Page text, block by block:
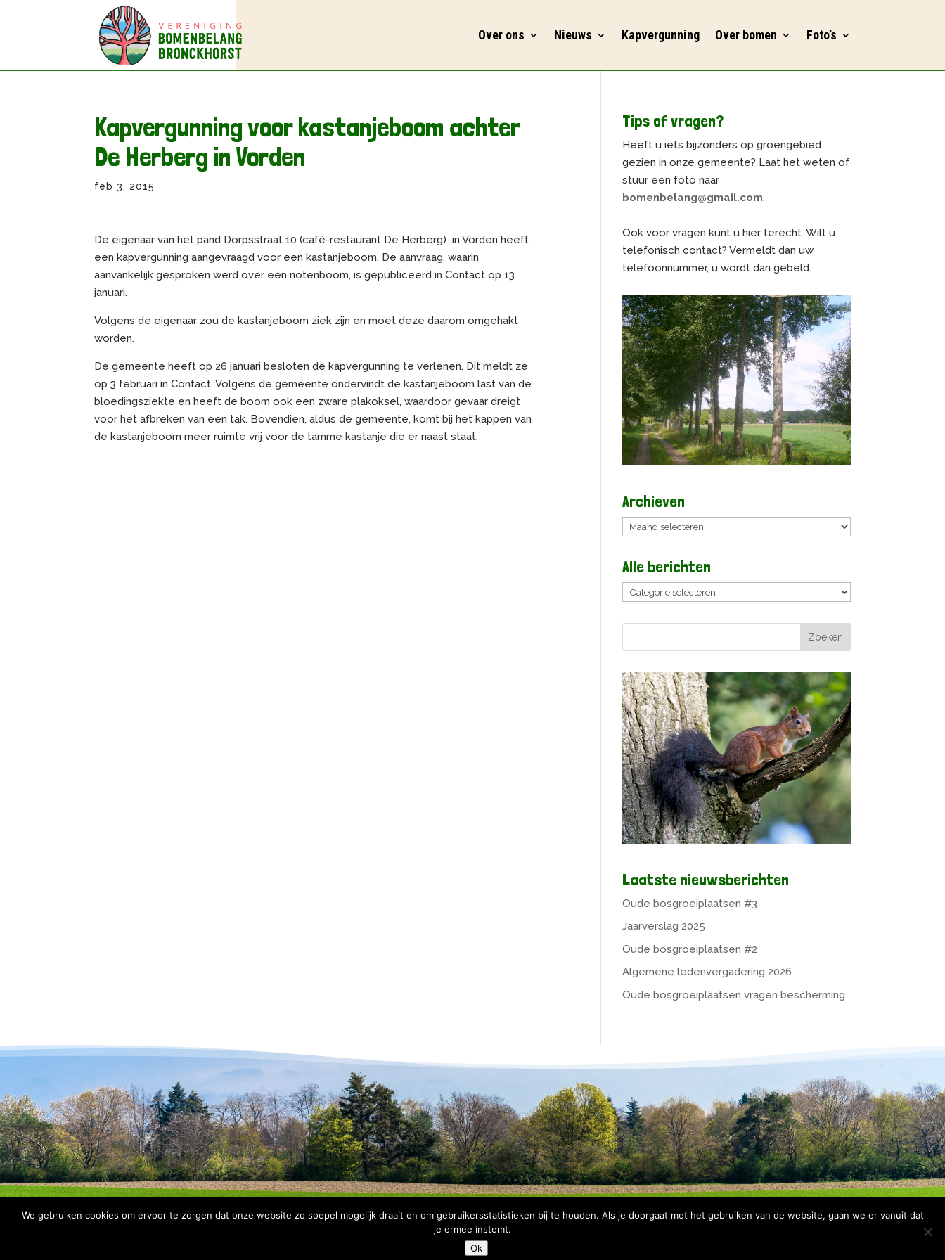
Over ons Nieuws Kapvergunning Over bomen Foto’s
Kapvergunning voor kastanjeboom achter
De Herberg in Vorden
feb 3, 2015
De eigenaar van het pand Dorpsstraat 10 (café-restaurant De Herberg) in Vorden heeft
een kapvergunning aangevraagd voor een kastanjeboom. De aanvraag, waarin
aanvankelijk gesproken werd over een notenboom, is gepubliceerd in Contact op 13
januari.
Volgens de eigenaar zou de kastanjeboom ziek zijn en moet deze daarom omgehakt
worden.
De gemeente heeft op 26 januari besloten de kapvergunning te verlenen. Dit meldt ze
op 3 februari in Contact. Volgens de gemeente ondervindt de kastanjeboom last van de
bloedingsziekte en heeft de boom ook een zware plakoksel, waardoor gevaar dreigt
voor het afbreken van een tak. Bovendien, aldus de gemeente, komt bij het kappen van
de kastanjeboom meer ruimte vrij voor de tamme kastanje die er naast staat.
Tips of vragen?
Heeft u iets bijzonders op groengebied
gezien in onze gemeente? Laat het weten of
stuur een foto naar
bomenbelang@gmail.com.
Ook voor vragen kunt u hier terecht. Wilt u
telefonisch contact? Vermeldt dan uw
telefoonnummer, u wordt dan gebeld.
Archieven
Archieven
Alle berichten
Alle
Laatste nieuwsberichten
Oude bosgroeiplaatsen #3
Jaarverslag 2025
Oude bosgroeiplaatsen #2
Algemene ledenvergadering 2026
Oude bosgroeiplaatsen vragen bescherming
© 2026 Copyright Bomenbelang Bronckhorst |
We gebruiken cookies om ervoor te zorgen dat onze website zo soepel mogelijk draait en om gebruikersstatistieken bij te houden. Als je doorgaat met het gebruiken van de website, gaan we er vanuit dat
je ermee instemt.
Ok